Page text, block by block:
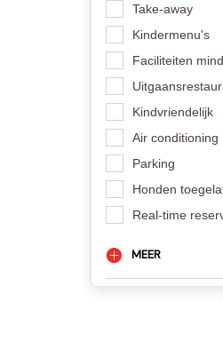
Take-away
Kindermenu's
Faciliteiten
Kindvriendelijk
Air conditioning
Parking
Honden
Real-time
MEER